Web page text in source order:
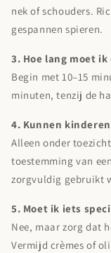
nek of schouders.
gespannen spieren.
3. Hoe lang moet
Begin met 10–15
minuten, tenzij de
4. Kunnen
Alleen onder
toestemming van
zorgvuldig gebruikt
5. Moet ik iets
Nee, maar zorg dat
Vermijd crèmes of